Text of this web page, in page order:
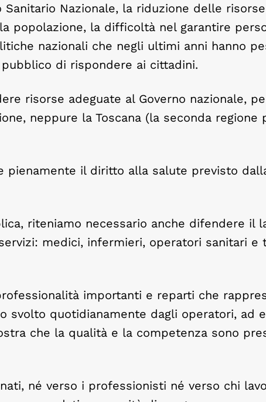
Nazionale, la riduzione delle risorse
popolazione, la difficoltà nel garantire
nazionali che negli ultimi anni hanno
di rispondere ai cittadini.
risorse adeguate al Governo nazionale,
neppure la Toscana (la seconda regione
pienamente il diritto alla salute previsto
riteniamo necessario anche difendere il
medici, infermieri, operatori sanitari e
importanti e reparti che
quotidianamente dagli operatori, ad
che la qualità e la competenza sono
né verso i professionisti né verso chi